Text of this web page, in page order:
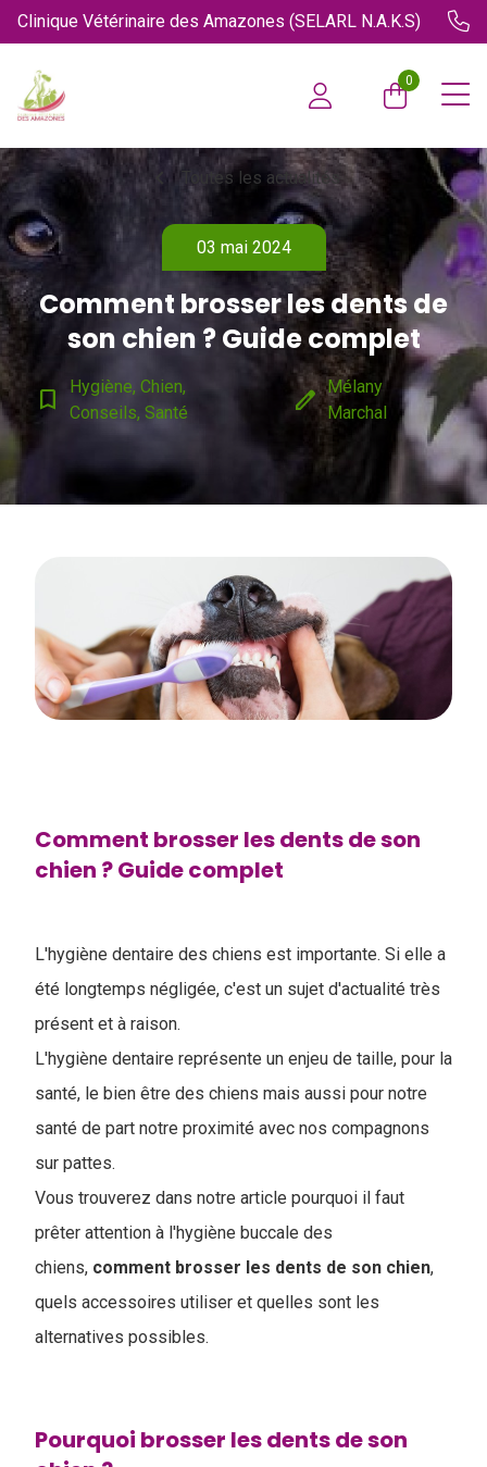
Clinique Vétérinaire des Amazones (SELARL N.A.K.S)
0
chevron_left Toutes les actualités
03 mai 2024
Comment brosser les dents de
son chien ? Guide complet
bookmark_border
Hygiène, Chien,
Conseils, Santé
edit Mélany
Marchal
Comment brosser les dents de son
chien ? Guide complet
L'hygiène dentaire des chiens est importante. Si elle a
été longtemps négligée, c'est un sujet d'actualité très
présent et à raison.
L'hygiène dentaire représente un enjeu de taille, pour la
santé, le bien être des chiens mais aussi pour notre
santé de part notre proximité avec nos compagnons
sur pattes.
Vous trouverez dans notre article pourquoi il faut
prêter attention à l'hygiène buccale des
chiens, comment brosser les dents de son chien,
quels accessoires utiliser et quelles sont les
alternatives possibles.
Pourquoi brosser les dents de son